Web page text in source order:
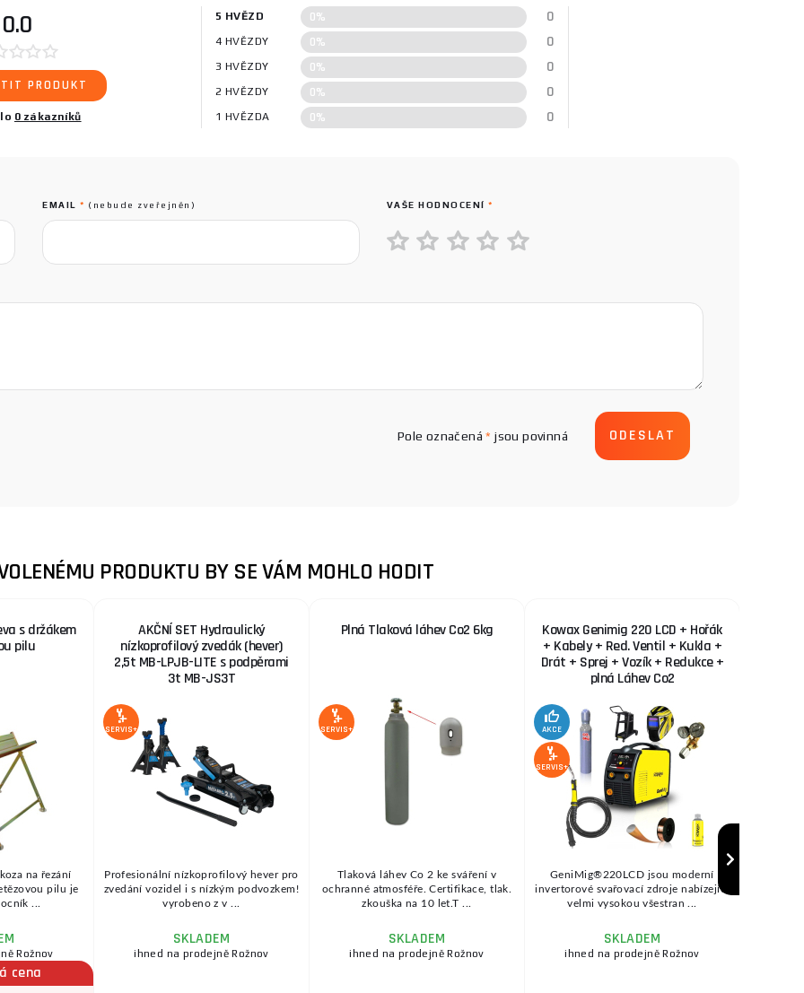
0.0
PRODUKT
0 zákazníků
5 HVĚZD 0% 0
4 HVĚZDY 0% 0
3 HVĚZDY 0% 0
2 HVĚZDY 0% 0
1 HVĚZDA 0% 0
EMAIL* (nebude zveřejněn) VAŠE HODNOCENÍ*
Pole označená* jsou povinná
PRODUKTU BY SE VÁM MOHLO HODIT
s držákem
pilu
na řezání
pilu je
...
Rožnov
cena
AKČNÍ SET Hydraulický
nízkoprofilový zvedák (hever)
2,5t MB-LPJB-LITE s podpěrami
3t MB-JS3T
SERVIS+
Profesionální nízkoprofilový hever pro
zvedání vozidel i s nízkým podvozkem!
vyrobeno z v ...
SKLADEM
ihned na prodejně Rožnov
Plná Tlaková láhev Co2 6kg
SERVIS+
Tlaková láhev Co 2 ke sváření v
ochranné atmosféře. Certifikace, tlak.
zkouška na 10 let.T ...
SKLADEM
ihned na prodejně Rožnov
Kowax Genimig 220 LCD + Hořák
+ Kabely + Red. Ventil + Kukla +
Drát + Sprej + Vozík + Redukce +
plná Láhev Co2
AKCE
SERVIS+
GeniMig®220LCD jsou moderní
invertorové svařovací zdroje nabízející
velmi vysokou všestran ...
SKLADEM
ihned na prodejně Rožnov